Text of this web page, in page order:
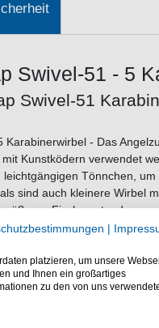
Swivel-51 - 5
Swivel-51
Karabinerwirbel - Das
Kunstködern verwendet
Tönnchen,
sind auch kleinere Wirbel
Fischen stand.
Duolock Snap
platzieren, um unsere
und Ihnen ein großartiges
zu den von uns